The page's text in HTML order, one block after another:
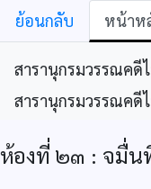
ย้อนกลับ หน้าห
สารานุกรมวรรณคดี
สารานุกรมวรรณคดี
ห้องที่ ๒๓ : จมื่น